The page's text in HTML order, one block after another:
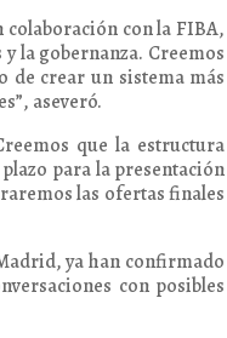
colaboración con la FIBA,
la gobernanza. Creemos
de crear un sistema más
aseveró.
que la estructura
para la presentación
las ofertas finales
ya han confirmado
con posibles